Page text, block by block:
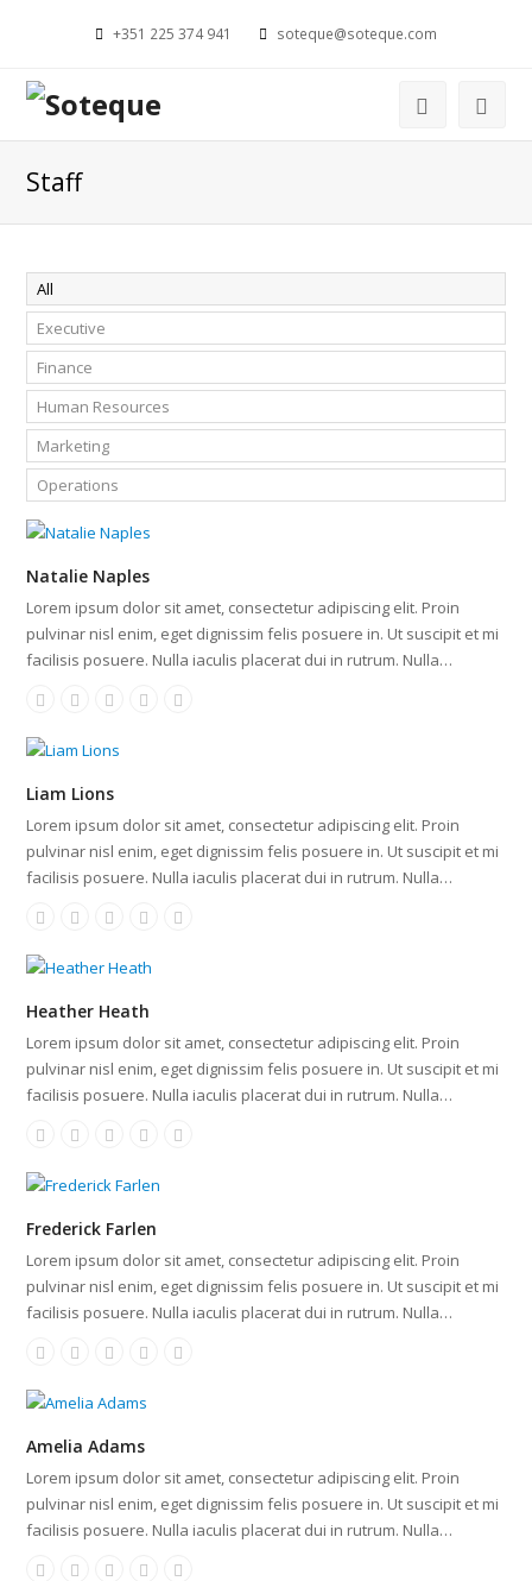
+351 225 374 941 soteque@soteque.com
Staff
All
Executive
Finance
Human Resources
Marketing
Operations
Natalie Naples
Lorem ipsum dolor sit amet, consectetur adipiscing elit. Proin
pulvinar nisl enim, eget dignissim felis posuere in. Ut suscipit et mi
facilisis posuere. Nulla iaculis placerat dui in rutrum. Nulla…
Liam Lions
Lorem ipsum dolor sit amet, consectetur adipiscing elit. Proin
pulvinar nisl enim, eget dignissim felis posuere in. Ut suscipit et mi
facilisis posuere. Nulla iaculis placerat dui in rutrum. Nulla…
Heather Heath
Lorem ipsum dolor sit amet, consectetur adipiscing elit. Proin
pulvinar nisl enim, eget dignissim felis posuere in. Ut suscipit et mi
facilisis posuere. Nulla iaculis placerat dui in rutrum. Nulla…
Frederick Farlen
Lorem ipsum dolor sit amet, consectetur adipiscing elit. Proin
pulvinar nisl enim, eget dignissim felis posuere in. Ut suscipit et mi
facilisis posuere. Nulla iaculis placerat dui in rutrum. Nulla…
Amelia Adams
Lorem ipsum dolor sit amet, consectetur adipiscing elit. Proin
pulvinar nisl enim, eget dignissim felis posuere in. Ut suscipit et mi
facilisis posuere. Nulla iaculis placerat dui in rutrum. Nulla…